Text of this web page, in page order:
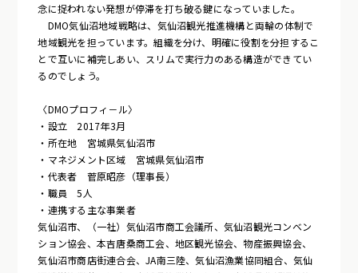
念に捉われない発想が停滞を打ち破る鍵になっていました。
DMO気仙沼地域戦略は、気仙沼観光推進機構と両輪の体制で
地域観光を担っています。組織を分け、明確に役割を分担するこ
とで互いに補完しあい、スリムで実行力のある構造ができてい
るのでしょう。
〈DMOプロフィ－ル〉
・設立 2017年3月
・所在地 宮城県気仙沼市
・マネジメント区域 宮城県気仙沼市
・代表者 菅原昭彦（理事長）
・職員 5人
・連携する主な事業者
気仙沼市、（一社）気仙沼市商工会議所、気仙沼観光コンベン
ション協会、本吉唐桑商工会、地区観光協会、物産振興協会、
気仙沼市商店街連合会、JA南三陸、気仙沼漁業協同組合、気仙